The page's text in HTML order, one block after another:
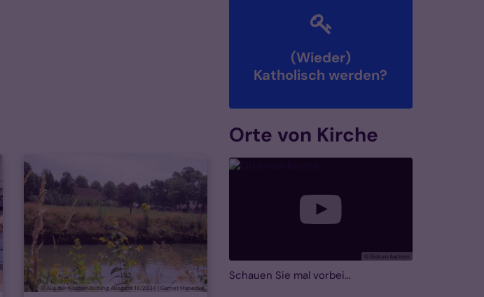
(Wieder)
Katholisch werden?
© Aus der KirchenZeitung, Ausgabe 16/2024 | Garnet Manecke
Orte von Kirche
© Bistum Aachen
Schauen Sie mal vorbei...